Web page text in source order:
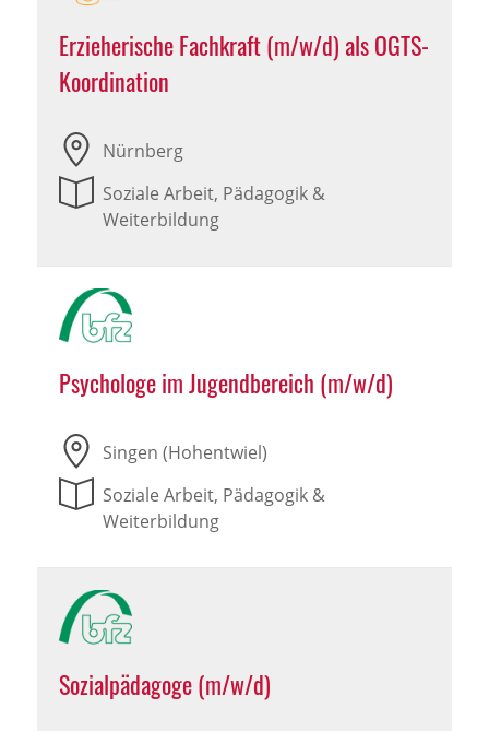
Erzieherische Fachkraft (m/w/d) als OGTS-
Koordination
Nürnberg
Soziale Arbeit, Pädagogik &
Weiterbildung
Psychologe im Jugendbereich (m/w/d)
Singen (Hohentwiel)
Soziale Arbeit, Pädagogik &
Weiterbildung
Sozialpädagoge (m/w/d)